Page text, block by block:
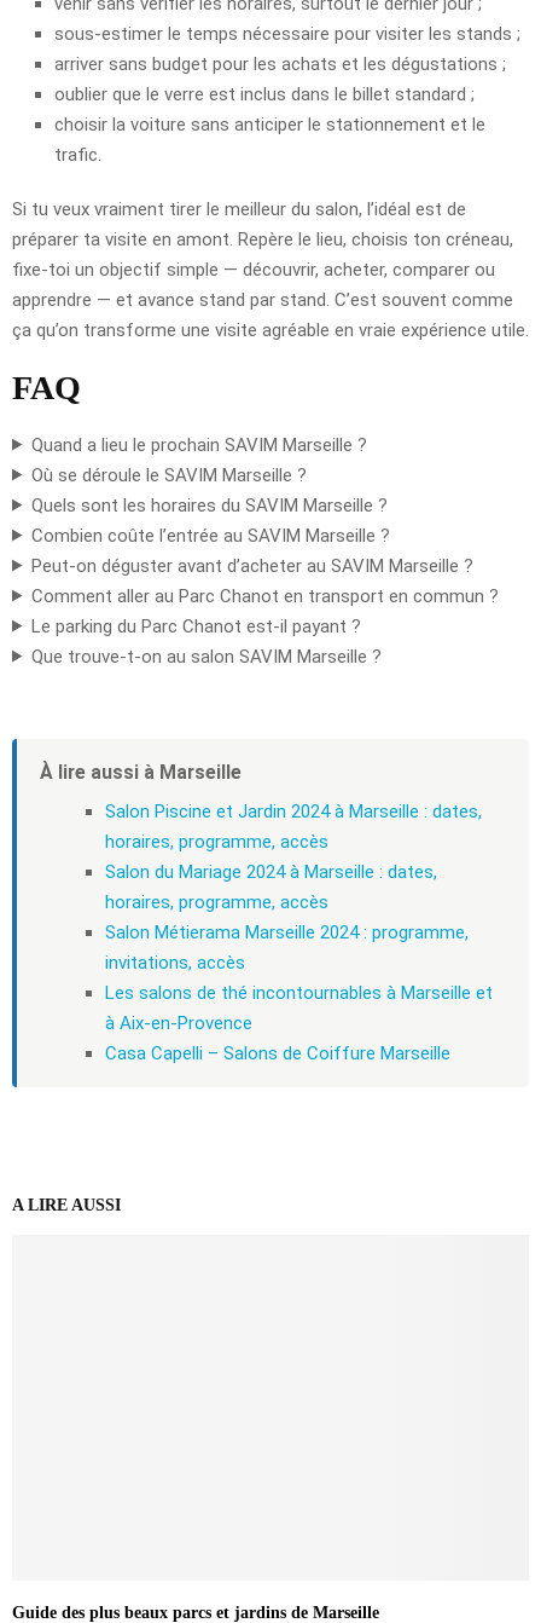
sous-estimer le temps nécessaire pour visiter les stands ;
arriver sans budget pour les achats et les dégustations ;
oublier que le verre est inclus dans le billet standard ;
choisir la voiture sans anticiper le stationnement et le
trafic.
Si tu veux vraiment tirer le meilleur du salon, l’idéal est de
préparer ta visite en amont. Repère le lieu, choisis ton créneau,
fixe-toi un objectif simple — découvrir, acheter, comparer ou
apprendre — et avance stand par stand. C’est souvent comme
ça qu’on transforme une visite agréable en vraie expérience utile.
FAQ
Quand a lieu le prochain SAVIM Marseille ?
Où se déroule le SAVIM Marseille ?
Quels sont les horaires du SAVIM Marseille ?
Combien coûte l’entrée au SAVIM Marseille ?
Peut-on déguster avant d’acheter au SAVIM Marseille ?
Comment aller au Parc Chanot en transport en commun ?
Le parking du Parc Chanot est-il payant ?
Que trouve-t-on au salon SAVIM Marseille ?
À lire aussi à Marseille
Salon Piscine et Jardin 2024 à Marseille : dates,
horaires, programme, accès
Salon du Mariage 2024 à Marseille : dates,
horaires, programme, accès
Salon Métierama Marseille 2024 : programme,
invitations, accès
Les salons de thé incontournables à Marseille et
à Aix-en-Provence
Casa Capelli – Salons de Coiffure Marseille
A LIRE AUSSI
Guide des plus beaux parcs et jardins de Marseille